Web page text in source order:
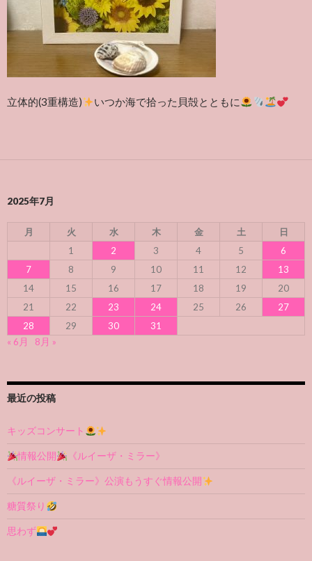
立体的(3重構造) いつか海で拾った貝殻とともに
2025年7月
月 火 水 木 金 土
日
1
2 3 4 5
6
7
8 9 10 11 12
13
14
15 16 17 18 19
20
21
22 23 24 25 26
27
28
29 30
31
« 6月
8月 »
最近の投稿
キッズコンサート
情報公開 《ルイーザ・ミラー》
《ルイーザ・ミラー》公演もうすぐ情報公開
糖質祭り
思わず